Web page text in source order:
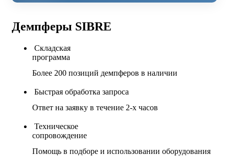
Демпферы SIBRE
Складская
программа
Более 200 позиций демпферов в наличии
Быстрая обработка запроса
Ответ на заявку в течение 2-х часов
Техническое
сопровождение
Помощь в подборе и использовании оборудования